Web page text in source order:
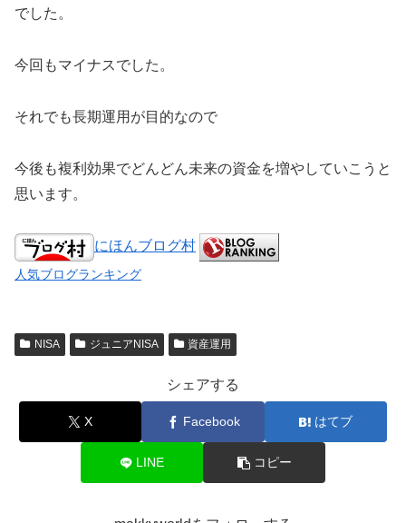
でした。
今回もマイナスでした。
それでも長期運用が目的なので
今後も複利効果でどんどん未来の資金を増やしていこうと
思います。
にほんブログ村
人気ブログランキング
NISA ジュニアNISA 資産運用
シェアする
X Facebook はてブ
LINE コピー